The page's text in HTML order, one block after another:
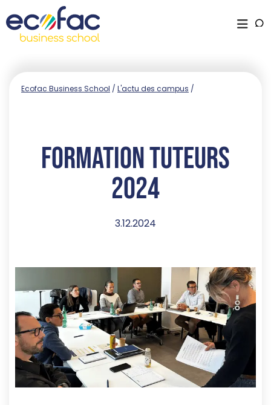
Ecofac Business School / L'actu des campus /
Formation tuteurs
2024
3.12.2024